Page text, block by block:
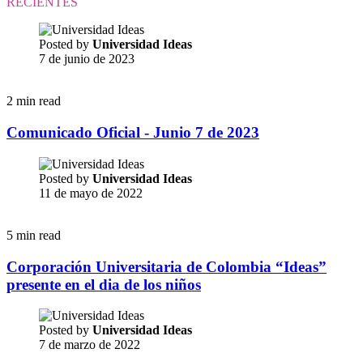
Posted by Universidad Ideas
7 de junio de 2023
2 min read
Comunicado Oficial - Junio 7 de 2023
Posted by Universidad Ideas
11 de mayo de 2022
5 min read
Corporación Universitaria de Colombia “Ideas”
presente en el dia de los niños
Posted by Universidad Ideas
7 de marzo de 2022